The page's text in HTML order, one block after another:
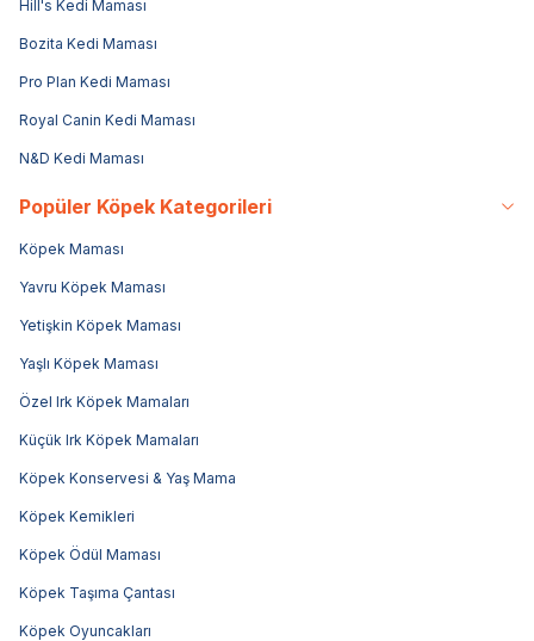
Hill's Kedi Maması
Bozita Kedi Maması
Pro Plan Kedi Maması
Royal Canin Kedi Maması
N&D Kedi Maması
Popüler Köpek Kategorileri
Köpek Maması
Yavru Köpek Maması
Yetişkin Köpek Maması
Yaşlı Köpek Maması
Özel Irk Köpek Mamaları
Küçük Irk Köpek Mamaları
Köpek Konservesi & Yaş Mama
Köpek Kemikleri
Köpek Ödül Maması
Köpek Taşıma Çantası
Köpek Oyuncakları